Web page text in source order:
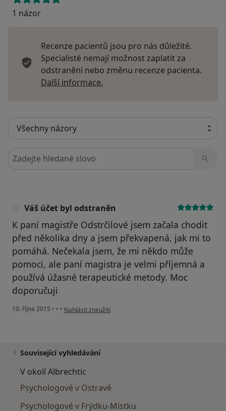
1 názor
Recenze pacientů jsou pro nás důležité.
Specialisté nemají možnost zaplatit za
odstranění nebo změnu recenze pacienta.
Další informace.
Hledejte v názorech
Váš účet byl odstraněn
K paní magistře Odstrčilové jsem začala chodit
před několika dny a jsem překvapená, jak mi to
pomáhá. Nečekala jsem, že mi někdo může
pomoci, ale paní magistra je velmi příjemná a
používá úžasné terapeutické metody. Moc
doporučuji
10. října 2015 • • • podle názoru uživatele Váš účet byl odstraněn
Nahlásit zneužití
Související vyhledávání
V okolí Albrechtic
Psychologové v Ostravě
Psychologové v Frýdku-Místku